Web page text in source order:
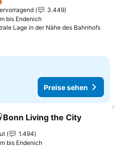
3.449
bis Endenich
Lage in der Nähe des Bahnhofs
Preise sehen
Favoriten hinzufügen
Bonn Living the City
1.494
bis Endenich